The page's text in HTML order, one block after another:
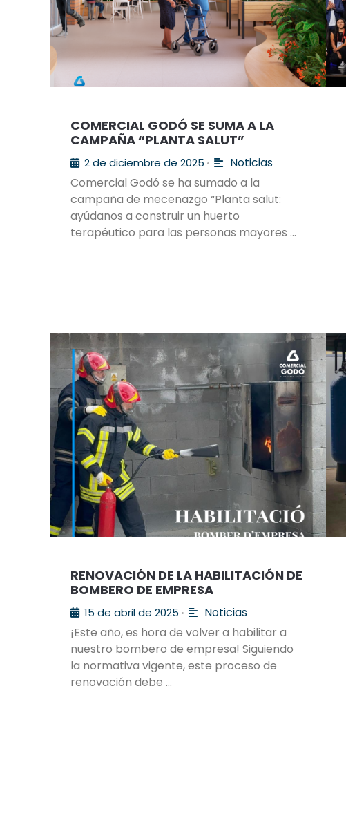
COMERCIAL GODÓ SE SUMA A LA
CAMPAÑA “PLANTA SALUT”
2 de diciembre de 2025 •
Noticias
Comercial Godó se ha sumado a la
campaña de mecenazgo “Planta salut:
ayúdanos a construir un huerto
terapéutico para las personas mayores …
RENOVACIÓN DE LA HABILITACIÓN DE
BOMBERO DE EMPRESA
15 de abril de 2025 •
Noticias
¡Este año, es hora de volver a habilitar a
nuestro bombero de empresa! Siguiendo
la normativa vigente, este proceso de
renovación debe …